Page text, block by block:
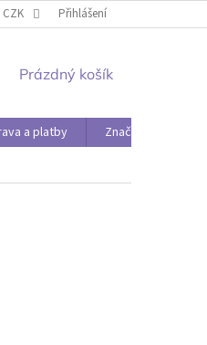
CZK Přihlášení
NÁKUPNÍ
Prázdný košík
a platby
Značky